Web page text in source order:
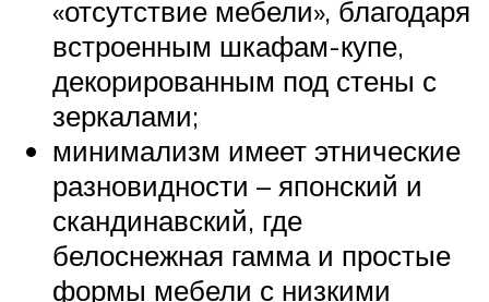
«отсутствие мебели», благодаря
встроенным шкафам-купе,
декорированным под стены с
зеркалами;
минимализм имеет этнические
разновидности – японский и
скандинавский, где
белоснежная гамма и простые
формы мебели с низкими